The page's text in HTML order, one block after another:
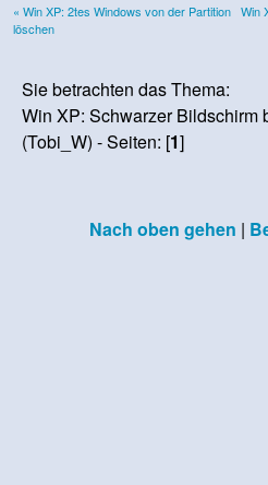
« Win XP: 2tes Windows von der Partition
löschen
Win
Sie betrachten das Thema:
Win XP: Schwarzer Bildschirm
(Tobi_W) - Seiten: [1]
Nach oben gehen |